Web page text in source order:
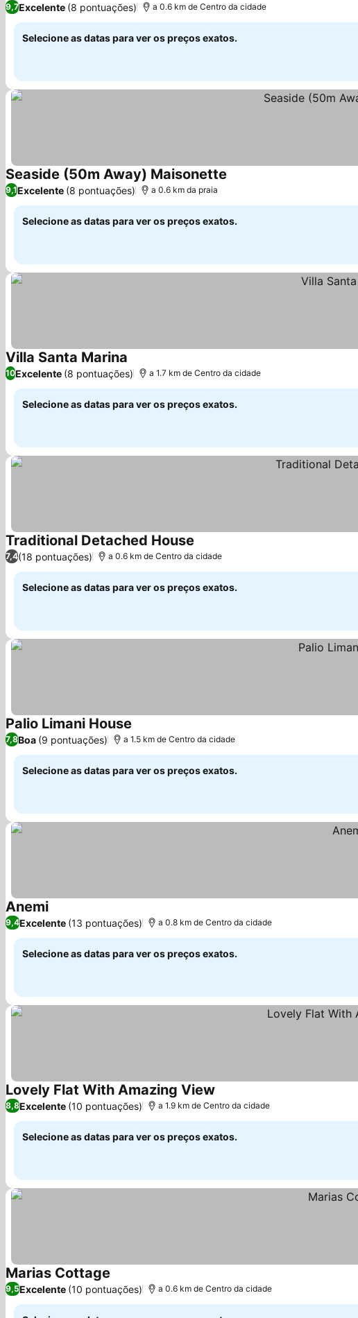
9,7Excelente (8 pontuações) a 0.6 km de Centro da cidade
Selecione as datas para ver os preços exatos.
Seaside (50m Away) Maisonette
9,1Excelente (8 pontuações) a 0.6 km da praia
Selecione as datas para ver os preços exatos.
Villa Santa Marina
10Excelente (8 pontuações) a 1.7 km de Centro da cidade
Selecione as datas para ver os preços exatos.
Traditional Detached House
7,4(18 pontuações) a 0.6 km de Centro da cidade
Selecione as datas para ver os preços exatos.
Palio Limani House
7,8Boa (9 pontuações) a 1.5 km de Centro da cidade
Selecione as datas para ver os preços exatos.
Anemi
9,4Excelente (13 pontuações) a 0.8 km de Centro da cidade
Selecione as datas para ver os preços exatos.
Lovely Flat With Amazing View
8,8Excelente (10 pontuações) a 1.9 km de Centro da cidade
Selecione as datas para ver os preços exatos.
Marias Cottage
9,5Excelente (10 pontuações) a 0.6 km de Centro da cidade